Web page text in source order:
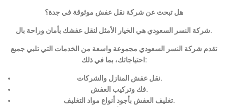
هل تبحث عن شركة نقل عفش موثوقة في جدة؟
شركة النسر السعودي هي الخيار الأمثل لنقل عفشك بأمان وراحة بال.
تقدم شركة النسر السعودي مجموعة واسعة من الخدمات التي تلبي جميع
احتياجاتك، بما في ذلك:
نقل عفش المنازل والشركات.
فك وتركيب العفش.
تغليف العفش بأجود أنواع مواد التغليف.